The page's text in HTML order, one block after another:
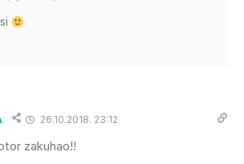
26.10.2018. 23:12
zakuhao!!